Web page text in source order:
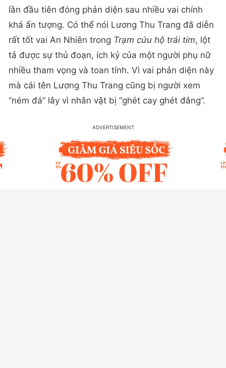
lần đầu tiên đóng phản diện sau nhiều vai chính
khá ấn tượng. Có thể nói Lương Thu Trang đã diễn
rất tốt vai An Nhiên trong Trạm cứu hộ trái tim, lột
tả được sự thủ đoạn, ích kỷ của một người phụ nữ
nhiều tham vọng và toan tính. Vì vai phản diện này
mà cái tên Lương Thu Trang cũng bị người xem
“ném đá” lây vì nhân vật bị “ghét cay ghét đắng”.